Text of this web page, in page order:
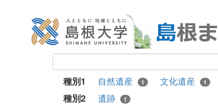
種別1 自然遺産 1 文化遺産 1
種別2 遺跡 1